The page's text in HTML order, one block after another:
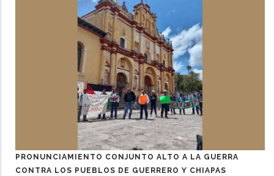
PRONUNCIAMIENTO CONJUNTO ALTO A LA GUERRA
CONTRA LOS PUEBLOS DE GUERRERO Y CHIAPAS